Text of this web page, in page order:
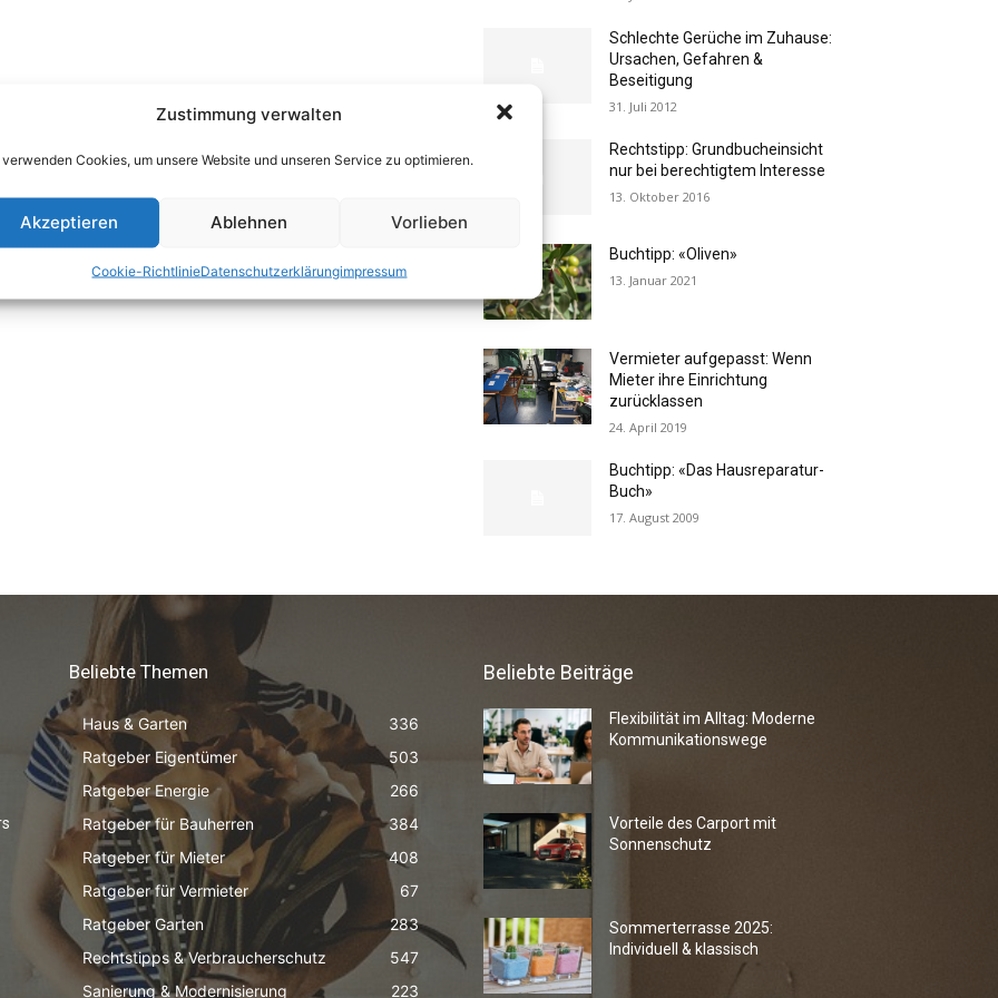
Zustimmung verwalten
verwenden Cookies, um unsere Website und unseren Service zu optimieren.
Akzeptieren Ablehnen Vorlieben
Cookie-RichtlinieDatenschutzerklärungimpressum
Schlechte Gerüche im Zuhause:
Ursachen, Gefahren &
Beseitigung
31. Juli 2012
Rechtstipp: Grundbucheinsicht
nur bei berechtigtem Interesse
13. Oktober 2016
Buchtipp: «Oliven»
13. Januar 2021
Vermieter aufgepasst: Wenn
Mieter ihre Einrichtung
zurücklassen
24. April 2019
Buchtipp: «Das Hausreparatur-
Buch»
17. August 2009
Beliebte Themen
Haus & Garten
336
Ratgeber Eigentümer
503
Ratgeber Energie
266
Ratgeber für Bauherren
384
Ratgeber für Mieter
408
Ratgeber für Vermieter
67
Ratgeber Garten
283
Rechtstipps & Verbraucherschutz
547
Sanierung & Modernisierung
223
Beliebte Beiträge
Flexibilität im Alltag: Moderne
Kommunikationswege
Vorteile des Carport mit
Sonnenschutz
Sommerterrasse 2025:
Individuell & klassisch